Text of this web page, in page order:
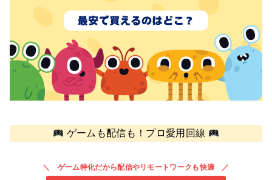
ゲームも配信も！プロ愛用回線
ゲーム特化だから配信やリモートワークも快適